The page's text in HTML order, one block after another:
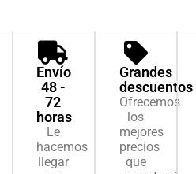
Envío
48 -
72
horas
Le
hacemos
llegar
Grandes
descuentos
Ofrecemos
los
mejores
precios
que